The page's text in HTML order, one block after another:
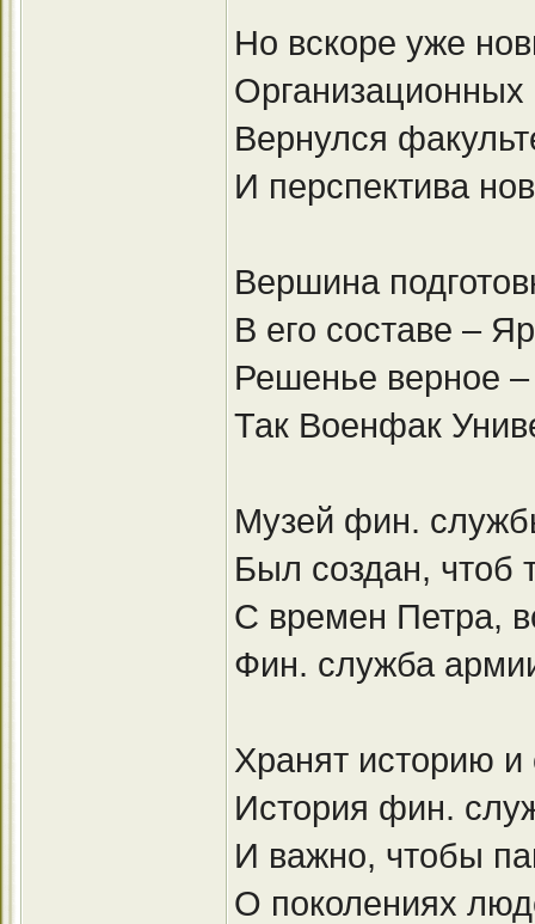
Но вскоре уже
Вернулся
И перспектива
Вершина
В его составе –
Решенье верное
Так Военфак
Музей фин.
Был создан, чтоб
С времен Петра,
Фин. служба
Хранят историю и
История фин.
И важно, чтобы
О поколениях